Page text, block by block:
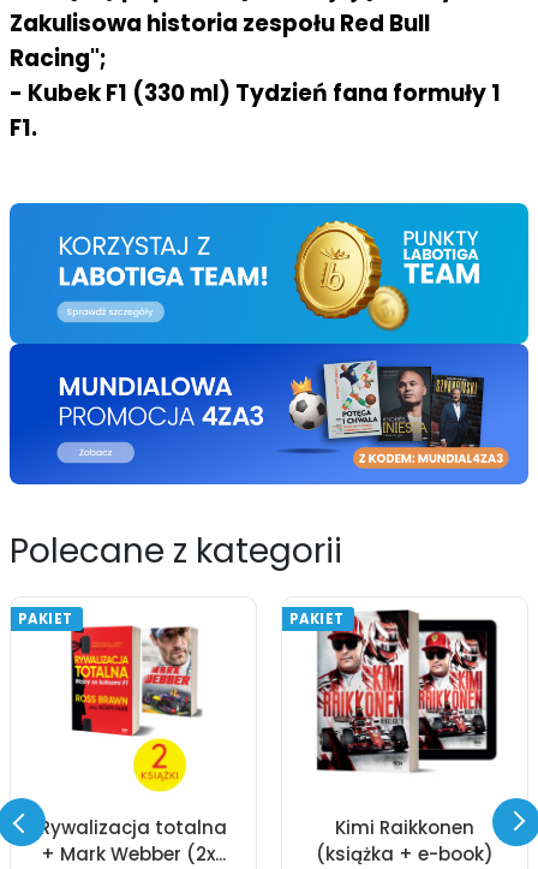
Zakulisowa historia zespołu Red Bull
Racing";
- Kubek F1 (330 ml) Tydzień fana formuły 1
F1.
Polecane z kategorii
PAKIET
Rywalizacja totalna
+ Mark Webber (2x...
PAKIET
Kimi Raikkonen
(książka + e-book)